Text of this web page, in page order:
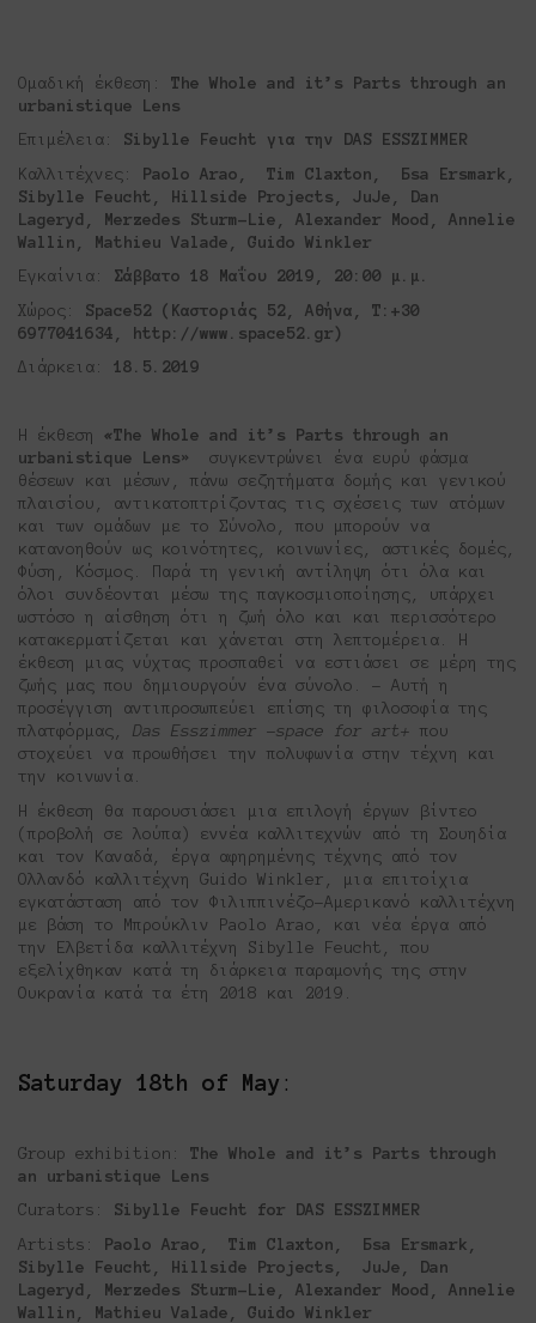
Ομαδική έκθεση: The Whole and it’s Parts through an
urbanistique Lens
Επιμέλεια: Sibylle Feucht για την
DAS ESSZIMMER
Καλλιτέχνες: Paolo Arao, Tim Claxton, Бsa Ersmark,
Sibylle Feucht, Hillside Projects, JuJe, Dan
Lageryd, Merzedes Sturm-Lie, Alexander Mood, Annelie
Wallin, Mathieu Valade, Guido Winkler
Εγκαίνια: Σάββατο 18 Μαΐου
2019, 20:00 μ.μ.
Χώρος: Space52 (Καστοριάς 52, Αθήνα, Τ:+30
6977041634, http://www.space52.gr)
Διάρκεια: 18.5.2019
Η έκθεση «The Whole and it’s Parts through an
urbanistique Lens»
συγκεντρώνει ένα ευρύ φάσμα
θέσεων και μέσων, πάνω σεζητήματα δομής και γενικού
πλαισίου, αντικατοπτρίζοντας τις σχέσεις των ατόμων
και των ομάδων με το Σύνολο, που μπορούν να
κατανοηθούν ως κοινότητες, κοινωνίες, αστικές δομές,
Φύση, Κόσμος. Παρά τη γενική αντίληψη ότι όλα και
όλοι συνδέονται μέσω της παγκοσμιοποίησης, υπάρχει
ωστόσο η αίσθηση ότι η ζωή όλο και και περισσότερο
κατακερματίζεται και χάνεται στη λεπτομέρεια. Η
έκθεση μιας νύχτας προσπαθεί να εστιάσει σε μέρη της
ζωής μας που δημιουργούν ένα σύνολο. – Αυτή η
προσέγγιση αντιπροσωπεύει επίσης τη φιλοσοφία της
πλατφόρμας, Das Esszimmer –space for art+ που
στοχεύει να προωθήσει την πολυφωνία στην τέχνη και
την κοινωνία.
Η έκθεση θα παρουσιάσει μια επιλογή έργων βίντεο
(προβολή σε λούπα) εννέα καλλιτεχνών από τη Σουηδία
και τον Καναδά, έργα αφηρημένης τέχνης από τον
Ολλανδό καλλιτέχνη Guido Winkler, μια επιτοίχια
εγκατάσταση από τον Φιλιππινέζο-Αμερικανό καλλιτέχνη
με βάση το Μπρούκλιν Paolo Arao, και νέα έργα από
την Ελβετίδα καλλιτέχνη Sibylle Feucht, που
εξελίχθηκαν κατά τη διάρκεια παραμονής της στην
Ουκρανία κατά τα έτη 2018 και 2019.
Saturday 18th of May :
Group exhibition: The Whole and it’s Parts through
an urbanistique Lens
Curators: Sibylle Feucht for DAS ESSZIMMER
Artists: Paolo Arao, Tim Claxton, Бsa Ersmark,
Sibylle Feucht, Hillside Projects, JuJe, Dan
Lageryd, Merzedes Sturm-Lie, Alexander Mood, Annelie
Wallin, Mathieu Valade, Guido Winkler